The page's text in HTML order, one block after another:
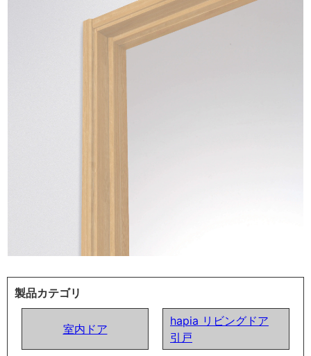
製品カテゴリ
室内ドア
hapia リビングドア
引戸